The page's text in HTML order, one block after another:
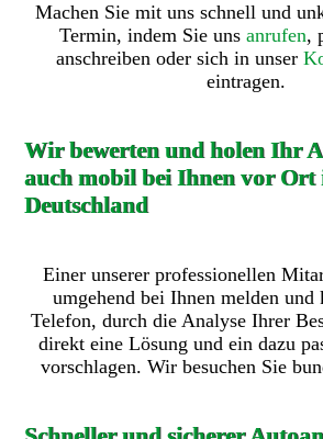
Machen Sie mit uns schnell und
Termin, indem Sie uns anrufen,
anschreiben oder sich in unser
eintragen.
Wir bewerten und holen Ihr
auch mobil bei Ihnen vor Ort
Deutschland
Einer unserer professionellen
umgehend bei Ihnen melden und
Telefon, durch die Analyse Ihrer
direkt eine Lösung und ein dazu
vorschlagen. Wir besuchen Sie